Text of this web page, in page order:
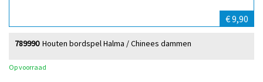
€ 9,90
Houten bordspel Halma / Chinees dammen
789990
Op voorraad